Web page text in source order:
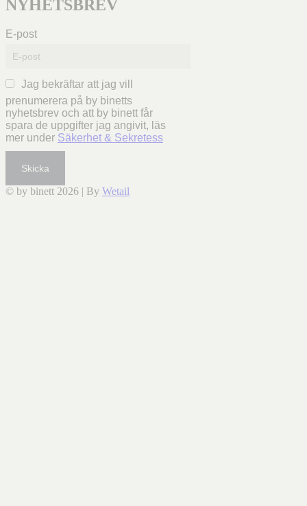
NYHETSBREV
E-post
Jag bekräftar att jag vill
prenumerera på by binetts
nyhetsbrev och att by binett får
spara de uppgifter jag angivit, läs
mer under Säkerhet & Sekretess
Skicka
© by binett 2026 | By Wetail